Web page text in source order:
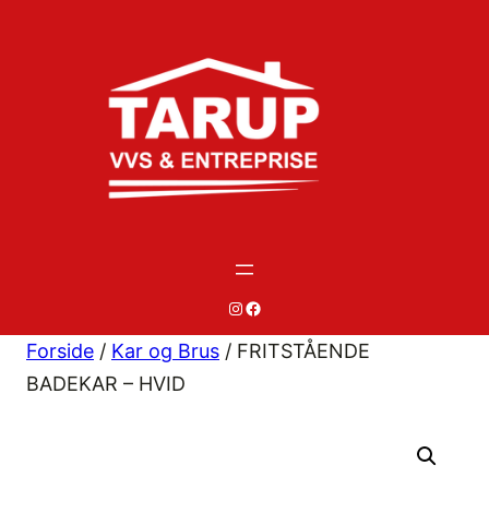
# #
Forside / Kar og Brus / FRITSTÅENDE
BADEKAR – HVID